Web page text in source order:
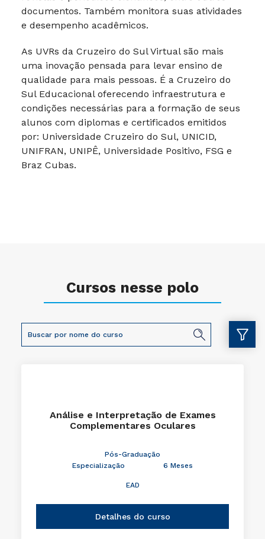
documentos. Também monitora suas atividades
e desempenho acadêmicos.
As UVRs da Cruzeiro do Sul Virtual são mais
uma inovação pensada para levar ensino de
qualidade para mais pessoas. É a Cruzeiro do
Sul Educacional oferecendo infraestrutura e
condições necessárias para a formação de seus
alunos com diplomas e certificados emitidos
por: Universidade Cruzeiro do Sul, UNICID,
UNIFRAN, UNIPÊ, Universidade Positivo, FSG e
Braz Cubas.
Cursos nesse polo
Análise e Interpretação de Exames
Complementares Oculares
Pós-Graduação
Especialização
6 Meses
EAD
Detalhes do curso